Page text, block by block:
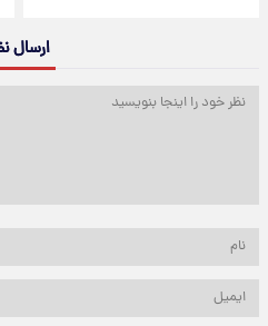
ارسال نظر